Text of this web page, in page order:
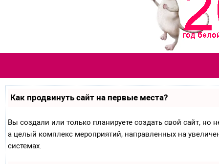
Как продвинуть сайт на первые места?
Вы создали или только планируете создать свой сайт, но
а целый комплекс мероприятий, направленных на
системах.